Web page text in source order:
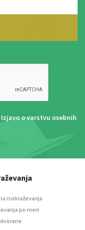
Izjavo o varstvu osebnih
izobraževanja
po meri